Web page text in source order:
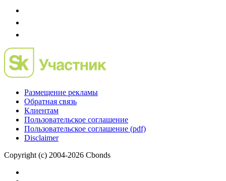
Размещение рекламы
Обратная связь
Пользовательское соглашение